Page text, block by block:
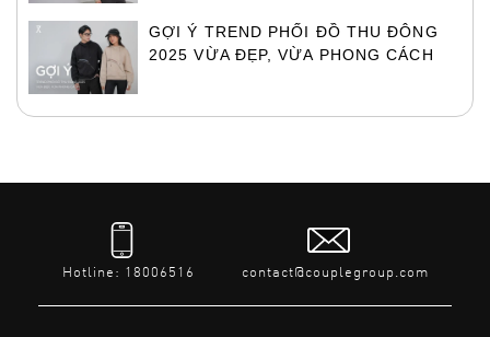
GỢI Ý TREND PHỐI ĐỒ THU ĐÔNG
2025 VỪA ĐẸP, VỪA PHONG CÁCH
Hotline: 18006516 contact@couplegroup.com